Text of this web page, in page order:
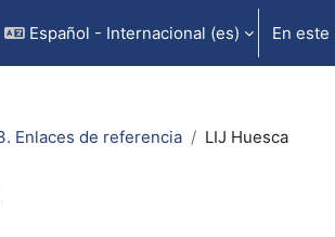
Español - Internacional ‎(es)‎ En
Enlaces de referencia LIJ Huesca